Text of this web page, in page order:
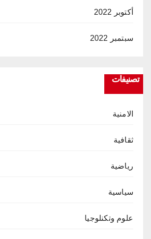
أكتوبر 2022
سبتمبر 2022
تصنيفات
الامنية
ثقافية
رياضية
سياسية
علوم وتكنلوجيا